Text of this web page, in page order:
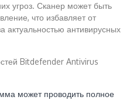
угроз. Сканер может быть
что избавляет от
актуальностью антивирусных
Bitdefender Antivirus
может проводить полное